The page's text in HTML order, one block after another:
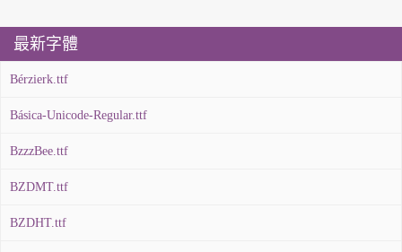
最新字體
Bérzierk.ttf
Básica-Unicode-Regular.ttf
BzzzBee.ttf
BZDMT.ttf
BZDHT.ttf